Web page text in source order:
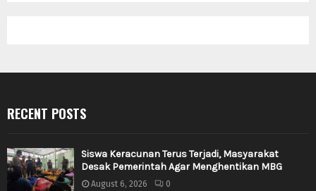
RECENT POSTS
Siswa Keracunan Terus Terjadi, Masyarakat
Desak Pemerintah Agar Menghentikan MBG
August 6, 2026 0